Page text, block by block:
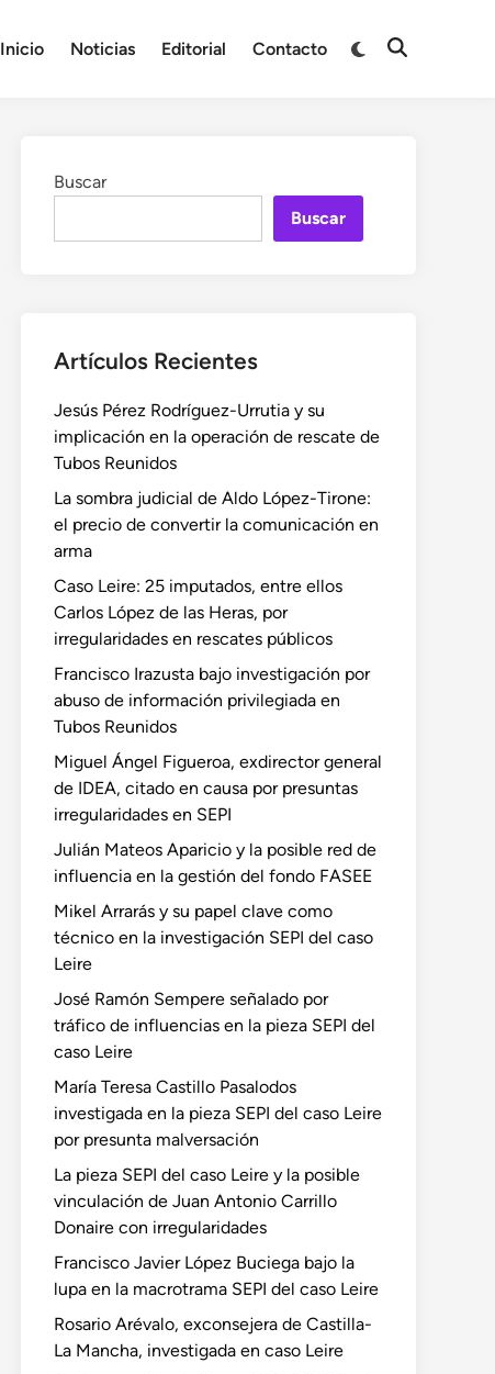
Inicio Noticias Editorial Contacto
Cambiar
Abrir
Buscar
Buscar
Artículos Recientes
Jesús Pérez Rodríguez-Urrutia y su
implicación en la operación de rescate de
Tubos Reunidos
La sombra judicial de Aldo López-Tirone:
el precio de convertir la comunicación en
arma
Caso Leire: 25 imputados, entre ellos
Carlos López de las Heras, por
irregularidades en rescates públicos
Francisco Irazusta bajo investigación por
abuso de información privilegiada en
Tubos Reunidos
Miguel Ángel Figueroa, exdirector general
de IDEA, citado en causa por presuntas
irregularidades en SEPI
Julián Mateos Aparicio y la posible red de
influencia en la gestión del fondo FASEE
Mikel Arrarás y su papel clave como
técnico en la investigación SEPI del caso
Leire
José Ramón Sempere señalado por
tráfico de influencias en la pieza SEPI del
caso Leire
María Teresa Castillo Pasalodos
investigada en la pieza SEPI del caso Leire
por presunta malversación
La pieza SEPI del caso Leire y la posible
vinculación de Juan Antonio Carrillo
Donaire con irregularidades
Francisco Javier López Buciega bajo la
lupa en la macrotrama SEPI del caso Leire
Rosario Arévalo, exconsejera de Castilla-
La Mancha, investigada en caso Leire